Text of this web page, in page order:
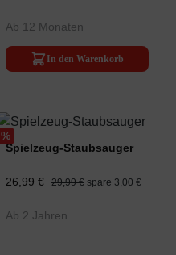
Ab 12 Monaten
In den Warenkorb
%
Spielzeug-Staubsauger
26,99 € 29,99 € spare 3,00 €
Ab 2 Jahren